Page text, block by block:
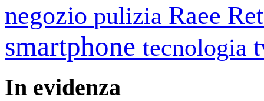
negozio pulizia Raee
smartphone tecnologia
In evidenza